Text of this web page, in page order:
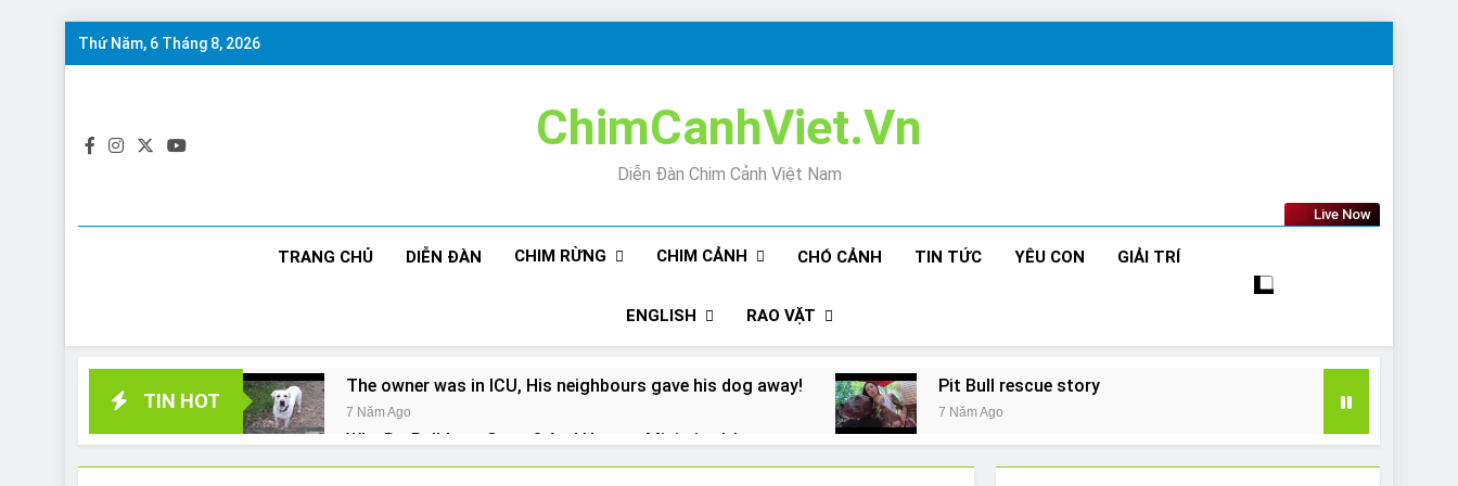
Skip
Thứ Năm, 6 Tháng 8, 2026
ChimCanhViet.Vn
Diễn Đàn Chim Cảnh Việt Nam
Live Now
TRANG CHỦ DIỄN ĐÀN CHIM RỪNG CHIM CẢNH CHÓ CẢNH TIN TỨC YÊU CON GIẢI TRÍ
ENGLISH RAO VẶT
TIN HOT
The owner was in ICU, His neighbours gave his dog away!
7 Năm Ago
Pit Bull rescue story
7 Năm Ago
Why Do Bulldogs Snore? And How to Minimize It!
7 Năm Ago